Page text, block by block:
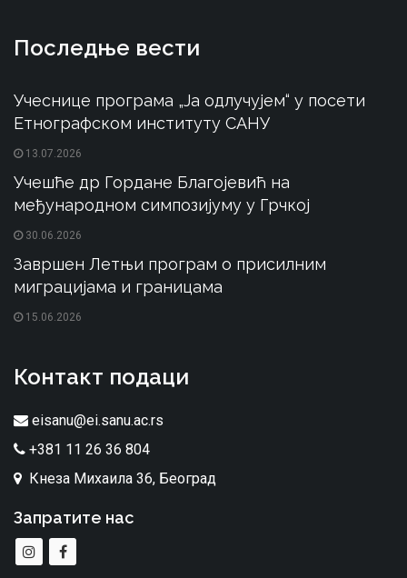
Последње вести
Учеснице програма „Ја одлучујем“ у посети
Етнографском институту САНУ
13.07.2026
Учешће др Гордане Благојевић на
међународном симпозијуму у Грчкој
30.06.2026
Завршен Летњи програм о присилним
миграцијама и границама
15.06.2026
Контакт подаци
eisanu@ei.sanu.ac.rs
+381 11 26 36 804
Кнеза Михаила 36, Београд
Запратите нас